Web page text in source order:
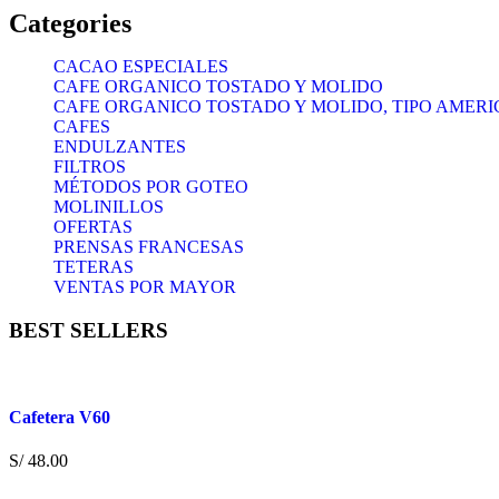
Categories
CACAO ESPECIALES
CAFE ORGANICO TOSTADO Y MOLIDO
CAFE ORGANICO TOSTADO Y MOLIDO, TIPO
CAFES
ENDULZANTES
FILTROS
MÉTODOS POR GOTEO
MOLINILLOS
OFERTAS
PRENSAS FRANCESAS
TETERAS
VENTAS POR MAYOR
BEST SELLERS
Cafetera V60
S/48.00